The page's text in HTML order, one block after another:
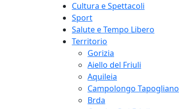
Cultura e Spettacoli
Sport
Salute e Tempo Libero
Territorio
Gorizia
Aiello del Friuli
Aquileia
Campolongo Tapogliano
Brda